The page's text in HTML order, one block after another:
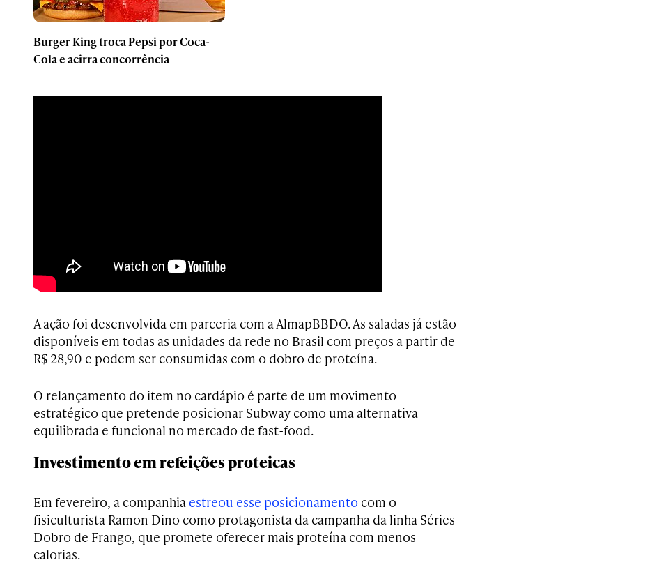
Burger King troca Pepsi por Coca-
Cola e acirra concorrência
A ação foi desenvolvida em parceria com a AlmapBBDO. As saladas já estão
disponíveis em todas as unidades da rede no Brasil com preços a partir de
R$ 28,90 e podem ser consumidas com o dobro de proteína.
O relançamento do item no cardápio é parte de um movimento
estratégico que pretende posicionar Subway como uma alternativa
equilibrada e funcional no mercado de fast-food.
Investimento em refeições proteicas
Em fevereiro, a companhia estreou esse posicionamento com o
fisiculturista Ramon Dino como protagonista da campanha da linha Séries
Dobro de Frango, que promete oferecer mais proteína com menos
calorias.